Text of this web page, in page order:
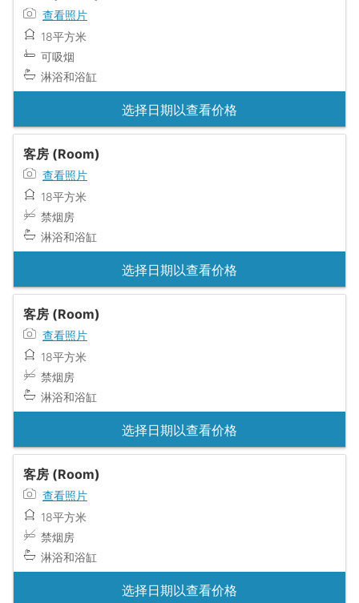
查看照片
18平方米
可吸烟
淋浴和浴缸
选择日期以查看价格
客房 (Room)
查看照片
18平方米
禁烟房
淋浴和浴缸
选择日期以查看价格
客房 (Room)
查看照片
18平方米
禁烟房
淋浴和浴缸
选择日期以查看价格
客房 (Room)
查看照片
18平方米
禁烟房
淋浴和浴缸
选择日期以查看价格